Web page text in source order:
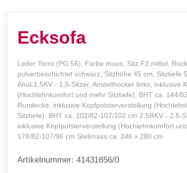
Ecksofa
Leder Torro (PG 56), Farbe moos, Sitz F2 mittel,
pulverbeschichtet schwarz, Sitzhöhe 45 cm, Sitztiefe
AhoL1,5KV - 1,5-Sitzer, Anstellhocker links, inklusive
(Hochlehnkomfort und mehr Sitztiefe), BHT ca. 144/
Rundecke, inklusive Kopfpolsterverstellung
Sitztiefe), BHT ca. 102/82-107/102 cm 2,5RKV - 2,5-
inklusive Kopfpolsterverstellung (Hochlehnkomfort
178/82-107/96 cm Stellmass ca. 246 x 280 cm
Artikelnummer: 41431656/0